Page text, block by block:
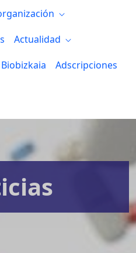
Actualidad
Adscripciones